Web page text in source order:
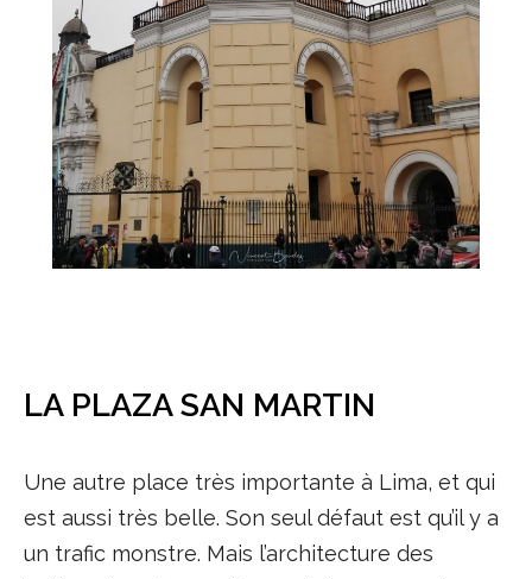
LA PLAZA SAN MARTIN
Une autre place très importante à Lima, et qui
est aussi très belle. Son seul défaut est qu’il y a
un trafic monstre. Mais l’architecture des